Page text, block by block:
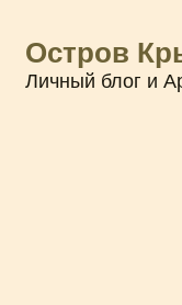
Остров
Личный блог и